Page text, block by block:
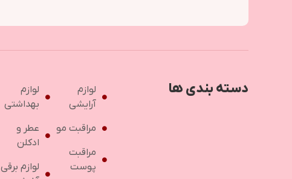
دسته بندی ها
لوازم
آرایشی
مراقبت مو
مراقبت
پوست
لوازم
بهداشتی
عطر و
ادکلن
لوازم برقی